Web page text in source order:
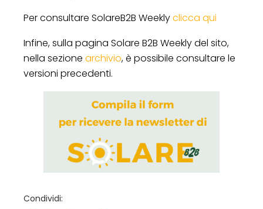
Per consultare SolareB2B Weeklyclicca qui
Infine, sulla pagina Solare B2B Weekly del sito,
nella sezione archivio, è possibile consultare le
versioni precedenti.
Condividi: